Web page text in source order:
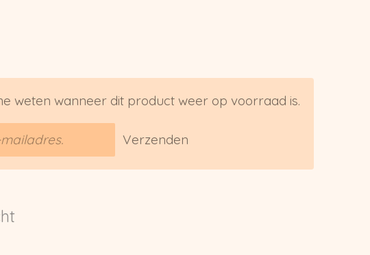
weten wanneer dit product weer op voorraad is.
Verzenden